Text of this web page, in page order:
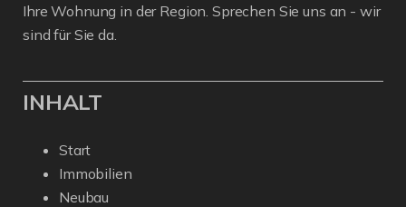
Ihre Wohnung in der Region. Sprechen Sie uns an - wir
sind für Sie da.
INHALT
Start
Immobilien
Neubau